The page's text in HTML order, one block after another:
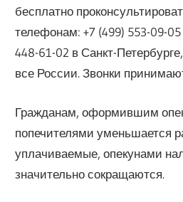
бесплатно
телефонам: +7 (499) 553-09-
448-61-02 в Санкт-
все России. Звонки
Гражданам, оформившим
попечителями уменьшается
уплачиваемые, опекунами
значительно сокращаются.